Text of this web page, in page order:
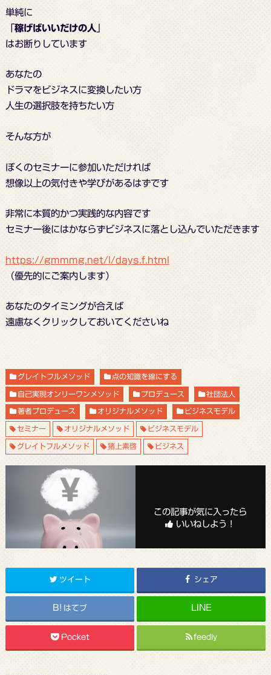
単純に
「稼げばいいだけの人
はお断りしています
あなたの
ドラマをビジネスに変換したい方
人生の選択肢を持ちたい方
そんな方が
ぼくのセミナーに参加いただければ
想像以上の気付きや学びがあるはずです
非常に本質的かつ実践的な内容です
セミナー後にはかならずビジネスに落とし込んでいただきます
https://gmmmg.net/l/days.f.html
（優先的にご案内します）
あなたのタイミングが合えば
遠慮なくクリックしておいてくださいね
グレイトフルメソッド 点の知識を線にする
自己実現オンリーワンメソッド プロデュース 社団法人
著者プロデュース オリジナルメソッド ビジネスモデル
セミナー オリジナルメソッド ビジネスモデル
グレイトフルメソッド 猪上素啓 ビジネス
この記事が気に入ったら
いいねしよう！
ツイート シェア
はてブ
Pocket feedly